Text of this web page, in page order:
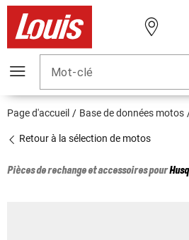
Mot-clé
Page d'accueil Base de données motos
Retour à la sélection de motos
Pièces de rechange et accessoires pour